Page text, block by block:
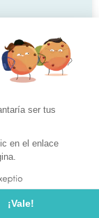
surtout les
pour
de transat